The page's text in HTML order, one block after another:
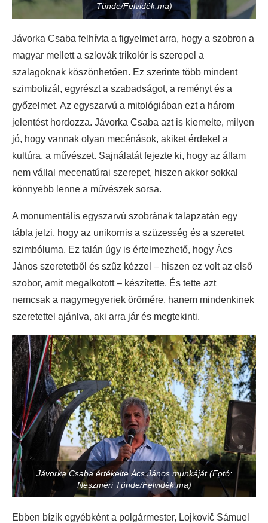
Tünde/Felvidék.ma)
Jávorka Csaba felhívta a figyelmet arra, hogy a szobron a
magyar mellett a szlovák trikolór is szerepel a
szalagoknak köszönhetően. Ez szerinte több mindent
szimbolizál, egyrészt a szabadságot, a reményt és a
győzelmet. Az egyszarvú a mitológiában ezt a három
jelentést hordozza. Jávorka Csaba azt is kiemelte, milyen
jó, hogy vannak olyan mecénások, akiket érdekel a
kultúra, a művészet. Sajnálatát fejezte ki, hogy az állam
nem vállal mecenatúrai szerepet, hiszen akkor sokkal
könnyebb lenne a művészek sorsa.
A monumentális egyszarvú szobrának talapzatán egy
tábla jelzi, hogy az unikornis a szüzesség és a szeretet
szimbóluma. Ez talán úgy is értelmezhető, hogy Ács
János szeretetből és szűz kézzel – hiszen ez volt az első
szobor, amit megalkotott – készítette. És tette azt
nemcsak a nagymegyeriek örömére, hanem mindenkinek
szeretettel ajánlva, aki arra jár és megtekinti.
Jávorka Csaba értékelte Ács János munkáját (Fotó:
Neszméri Tünde/Felvidék.ma)
Ebben bízik egyébként a polgármester, Lojkovič Sámuel